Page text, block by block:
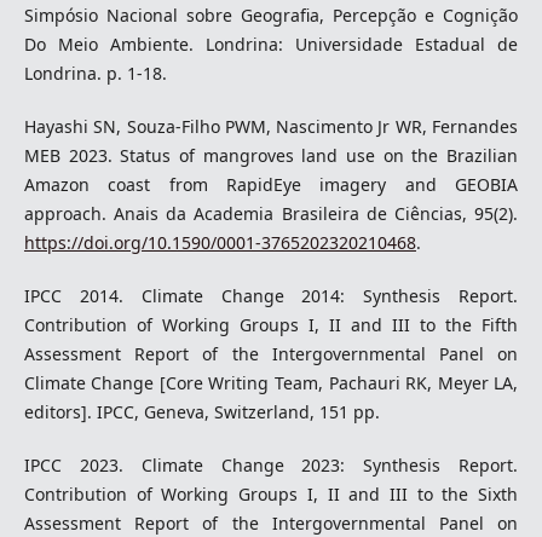
Simpósio Nacional sobre Geografia, Percepção e Cognição
Do Meio Ambiente. Londrina: Universidade Estadual de
Londrina. p. 1-18.
Hayashi SN, Souza-Filho PWM, Nascimento Jr WR, Fernandes
MEB 2023. Status of mangroves land use on the Brazilian
Amazon coast from RapidEye imagery and GEOBIA
approach. Anais da Academia Brasileira de Ciências, 95(2).
https://doi.org/10.1590/0001-3765202320210468.
IPCC 2014. Climate Change 2014: Synthesis Report.
Contribution of Working Groups I, II and III to the Fifth
Assessment Report of the Intergovernmental Panel on
Climate Change [Core Writing Team, Pachauri RK, Meyer LA,
editors]. IPCC, Geneva, Switzerland, 151 pp.
IPCC 2023. Climate Change 2023: Synthesis Report.
Contribution of Working Groups I, II and III to the Sixth
Assessment Report of the Intergovernmental Panel on